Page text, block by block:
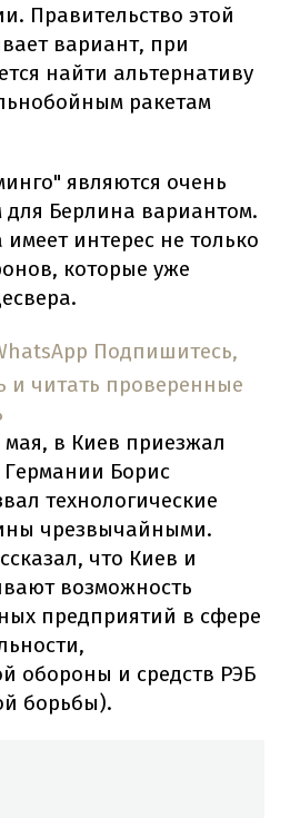
Правительство этой
вариант, при
найти альтернативу
ракетам
являются очень
Берлина вариантом.
интерес не только
которые уже
Подпишитесь,
и читать проверенные
мая, в Киев приезжал
Борис
технологические
чрезвычайными.
что Киев и
возможность
предприятий в сфере
обороны и средств РЭБ
борьбы).